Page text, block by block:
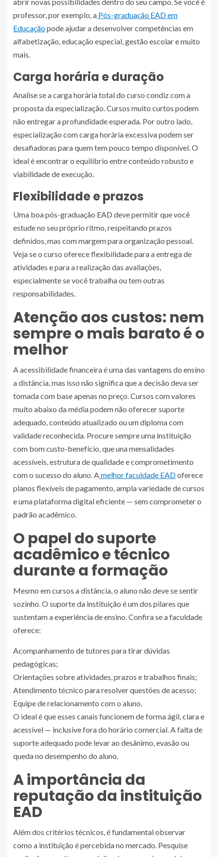
professor, por exemplo, a Pós-graduação EAD em
Educaçãopode ajudar a desenvolver competências em
alfabetização, educação especial, gestão escolar e muito
mais.
Carga horária e duração
Analise se a carga horária total do curso condiz com a
proposta da especialização. Cursos muito curtos podem
não entregar a profundidade esperada. Por outro lado,
especialização com carga horária excessiva podem ser
desafiadoras para quem tem pouco tempo disponível. O
ideal é encontrar o equilíbrio entre conteúdo robusto e
viabilidade de execução.
Flexibilidade e prazos
Uma boa pós-graduação EAD deve permitir que você
estude no seu próprio ritmo, respeitando prazos
definidos, mas com margem para organização pessoal.
Veja se o curso oferece flexibilidade para a entrega de
atividades e para a realização das avaliações,
especialmente se você trabalha ou tem outras
responsabilidades.
Atenção aos custos: nem
sempre o mais barato é o
melhor
A acessibilidade financeira é uma das vantagens do ensino
a distância, mas isso não significa que a decisão deva ser
tomada com base apenas no preço. Cursos com valores
muito abaixo da média podem não oferecer suporte
adequado, conteúdo atualizado ou um diploma com
validade reconhecida. Procure sempre uma instituição
com bom custo-benefício, que una mensalidades
acessíveis, estrutura de qualidade e comprometimento
com o sucesso do aluno. Amelhor faculdade EADoferece
planos flexíveis de pagamento, ampla variedade de cursos
e uma plataforma digital eficiente — sem comprometer o
padrão acadêmico.
O papel do suporte
acadêmico e técnico
durante a formação
Mesmo em cursos a distância, o aluno não deve se sentir
sozinho. O suporte da instituição é um dos pilares que
sustentam a experiência de ensino. Confira se a faculdade
oferece:
Acompanhamento de tutores para tirar dúvidas
pedagógicas;
Orientações sobre atividades, prazos e trabalhos finais;
Atendimento técnico para resolver questões de acesso;
Equipe de relacionamento com o aluno.
O ideal é que esses canais funcionem de forma ágil, clara e
acessível — inclusive fora do horário comercial. A falta de
suporte adequado pode levar ao desânimo, evasão ou
queda no desempenho do aluno.
A importância da
reputação da instituição
EAD
Além dos critérios técnicos, é fundamental observar
como a instituição é percebida no mercado. Pesquise